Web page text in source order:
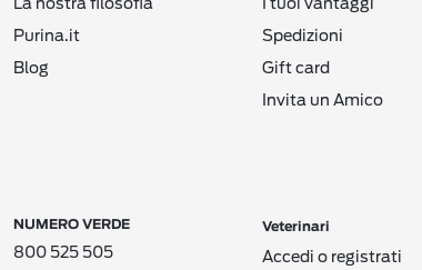
Purina.it
Blog
Spedizioni
Gift card
Invita un Amico
Veterinari
Accedi o registrati
NUMERO VERDE
800 525 505